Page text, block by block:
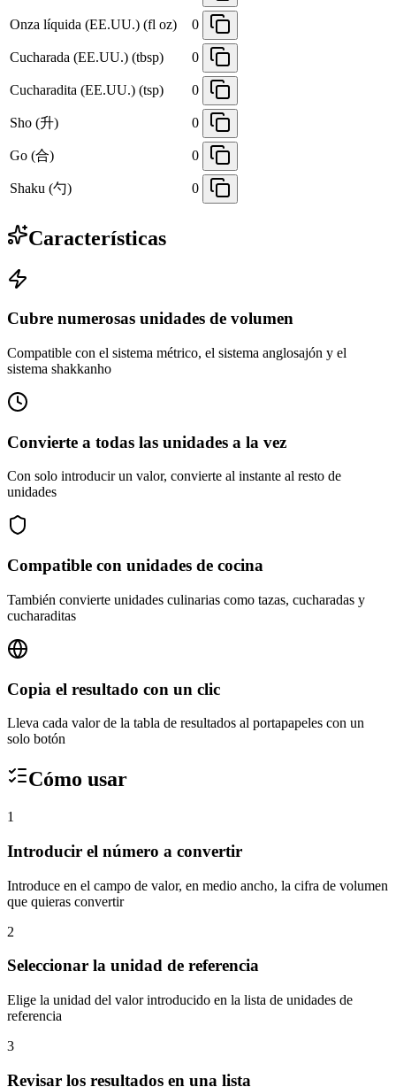
Onza líquida (EE.UU.) (fl oz) 0
Cucharada (EE.UU.) (tbsp) 0
Cucharadita (EE.UU.) (tsp) 0
Sho (升) 0
Go (合) 0
Shaku (勺) 0
Características
Cubre numerosas unidades de volumen
Compatible con el sistema métrico, el sistema anglosajón y el
sistema shakkanho
Convierte a todas las unidades a la vez
Con solo introducir un valor, convierte al instante al resto de
unidades
Compatible con unidades de cocina
También convierte unidades culinarias como tazas, cucharadas y
cucharaditas
Copia el resultado con un clic
Lleva cada valor de la tabla de resultados al portapapeles con un
solo botón
Cómo usar
1
Introducir el número a convertir
Introduce en el campo de valor, en medio ancho, la cifra de volumen
que quieras convertir
2
Seleccionar la unidad de referencia
Elige la unidad del valor introducido en la lista de unidades de
referencia
3
Revisar los resultados en una lista